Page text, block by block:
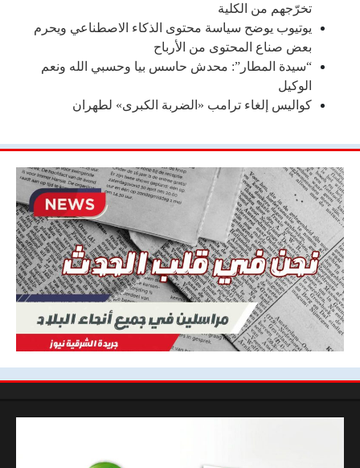
تخرّجهم من الكلية
يوتيوب يوضح سياسة محتوى الذكاء الاصطناعي ويحرم
بعض صناع المحتوى من الأرباح
“سيدة المطار”: محدش حاسس بيا وحسبي الله ونعم
الوكيل
كواليس إلغاء ترامب «الضربة الكبرى» لطهران